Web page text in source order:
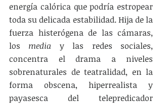
energía calórica que podría estropear
toda su delicada estabilidad. Hija de la
fuerza histerógena de las cámaras,
los media y las redes sociales,
concentra el drama a niveles
sobrenaturales de teatralidad, en la
forma obscena, hiperrealista y
payasesca del telepredicador